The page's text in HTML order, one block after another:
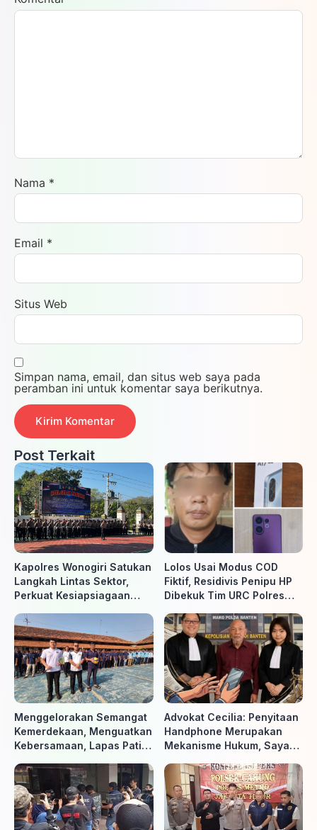
Nama *
Email *
Situs Web
Simpan nama, email, dan situs web saya pada
peramban ini untuk komentar saya berikutnya.
Post Terkait
Kapolres Wonogiri Satukan
Langkah Lintas Sektor,
Perkuat Kesiapsiagaan
Lolos Usai Modus COD
Fiktif, Residivis Penipu HP
Dibekuk Tim URC Polres
Menggelorakan Semangat
Kemerdekaan, Menguatkan
Kebersamaan, Lapas Pati
ke-81 RI, Warga Binaan
Antusias Ikuti Berbagai
Perlombaan
Advokat Cecilia: Penyitaan
Handphone Merupakan
Mekanisme Hukum, Saya
Diminta Penyidik dan Tidak
perlu takut